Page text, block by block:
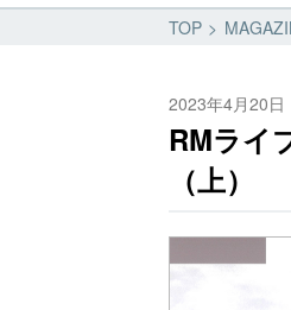
TOP
2023年4月20日
RMライ
（上）